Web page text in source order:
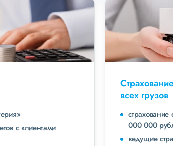
страхование ответственности
000 000 рублей
ведущие страховые компании